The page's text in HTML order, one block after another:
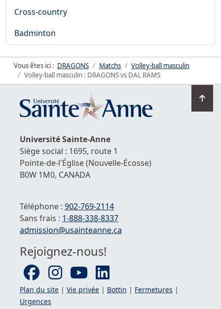
Cross-country
Badminton
Vous êtes ici : DRAGONS Matchs
Volley-ball masculin
Volley-ball masculin : DRAGONS vs DAL RAMS
en
UniversitéSainte-Anne
Siège social : 1695, route 1
Pointe-de-l'Église(Nouvelle-Écosse)
B0W 1M0, CANADA
Téléphone : 902-769-2114
Sans frais : 1-888-338-8337
Courriel :
admission@usainteanne.ca
Rejoignez-nous!
Plan du site | Vie privée | Bottin | Fermetures |
Urgences